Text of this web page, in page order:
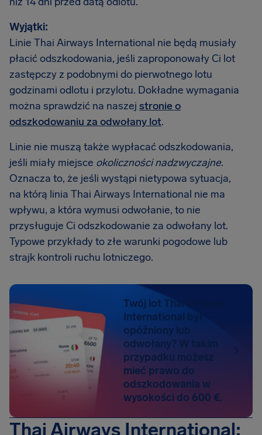
Wyjątki:
Linie Thai Airways International nie będą musiały
płacić odszkodowania, jeśli zaproponowały Ci lot
zastępczy z podobnymi do pierwotnego lotu
godzinami odlotu i przylotu. Dokładne wymagania
można sprawdzić na naszej stronie o
odszkodowaniu za odwołany lot.
Linie nie muszą także wypłacać odszkodowania,
jeśli miały miejsce okoliczności nadzwyczajne.
Oznacza to, że jeśli wystąpi nietypowa sytuacja,
na którą linia Thai Airways International nie ma
wpływu, a która wymusi odwołanie, to nie
przysługuje Ci odszkodowanie za odwołany lot.
Typowe przykłady to złe warunki pogodowe lub
strajk kontroli ruchu lotniczego.
Twój lot Thai Airways
International był
opóźniony lub
odwołany? W takim
przypadku możesz
mieć prawo do
odszkodowania w
wysokości do 600 €.
Thai Airways International: